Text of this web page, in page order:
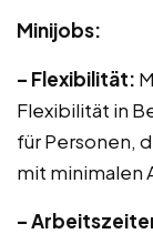
Minijobs:
– Flexibilität:
Flexibilität in
für Personen,
mit minimalen
–